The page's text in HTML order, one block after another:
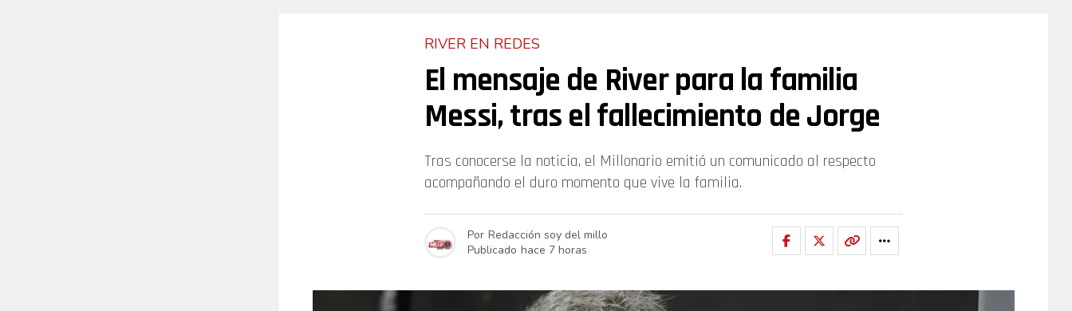
RIVER EN REDES
El mensaje de River para la familia
Messi, tras el fallecimiento de Jorge
Tras conocerse la noticia, el Millonario emitió un comunicado al respecto
acompañando el duro momento que vive la familia.
Por Redacción soy del millo
Publicado hace 7 horas